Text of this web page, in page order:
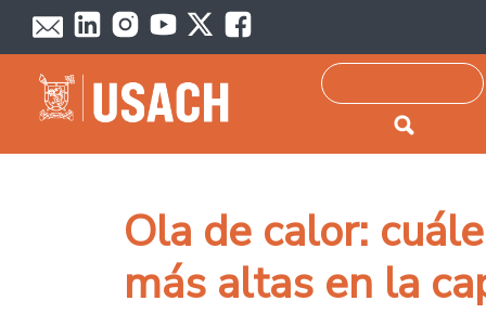
Passar para o conteúdo principal
Pesquisar
Ola de calor:
más altas en la